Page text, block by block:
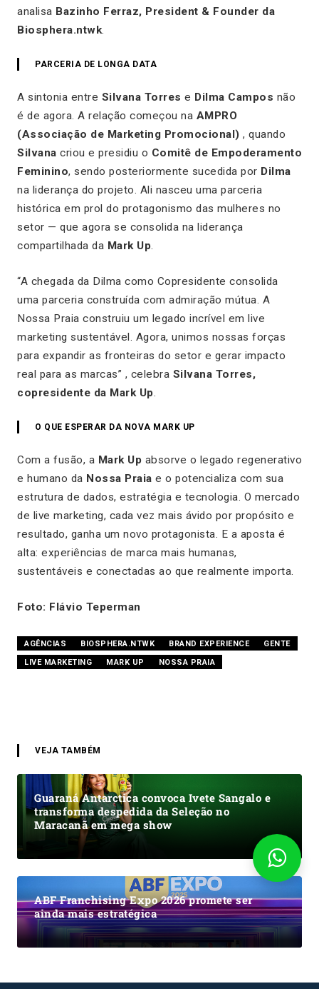
analisa Bazinho Ferraz, President & Founder da
Biosphera.ntwk.
PARCERIA DE LONGA DATA
A sintonia entre Silvana Torres e Dilma Campos não
é de agora. A relação começou na AMPRO
(Associação de Marketing Promocional) , quando
Silvana criou e presidiu o Comitê de Empoderamento
Feminino, sendo posteriormente sucedida por Dilma
na liderança do projeto. Ali nasceu uma parceria
histórica em prol do protagonismo das mulheres no
setor — que agora se consolida na liderança
compartilhada da Mark Up.
“A chegada da Dilma como Copresidente consolida
uma parceria construída com admiração mútua. A
Nossa Praia construiu um legado incrível em live
marketing sustentável. Agora, unimos nossas forças
para expandir as fronteiras do setor e gerar impacto
real para as marcas” , celebra Silvana Torres,
copresidente da Mark Up.
O QUE ESPERAR DA NOVA MARK UP
Com a fusão, a Mark Up absorve o legado regenerativo
e humano da Nossa Praia e o potencializa com sua
estrutura de dados, estratégia e tecnologia. O mercado
de live marketing, cada vez mais ávido por propósito e
resultado, ganha um novo protagonista. E a aposta é
alta: experiências de marca mais humanas,
sustentáveis e conectadas ao que realmente importa.
Foto: Flávio Teperman
AGÊNCIAS BIOSPHERA.NTWK BRAND EXPERIENCE
GENTE
LIVE MARKETING
MARK UP NOSSA PRAIA
VEJA TAMBÉM
Guaraná Antarctica convoca Ivete Sangalo e
transforma despedida da Seleção no
Maracanã em mega show
ABF Franchising Expo 2026 promete ser
ainda mais estratégica